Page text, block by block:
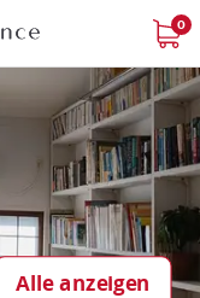
0
Alle anzeigen